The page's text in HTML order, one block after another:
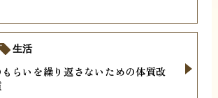
らいを繰り返さないための体質改
生活